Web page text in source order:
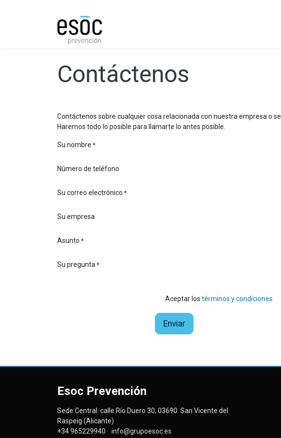
Contáctenos
Contáctenos sobre cualquier cosa relacionada con nuestra empresa o
Haremos todo lo posible para llamarte lo antes posible.
Su nombre *
Número de teléfono
Su correo electrónico *
Su empresa
Asunto *
Su pregunta *
Aceptar los términos y condiciones
Enviar
Esoc Prevención
Sede Central: calle Río Duero 30, 03690 San Vicente del
Raspeig (Alicante)
+34 965229940 · info@grupoesoc.es